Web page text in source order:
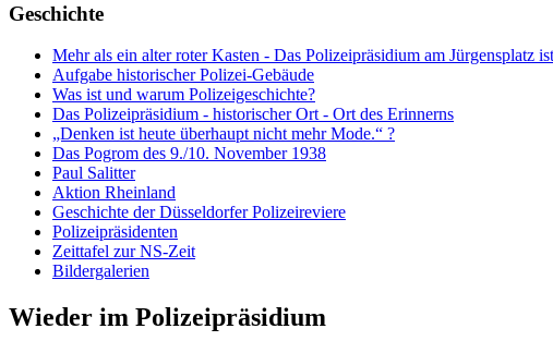
Geschichte
Mehr als ein alter roter Kasten - Das Polizeipräsidium am Jürgensplatz
Aufgabe historischer Polizei-Gebäude
Was ist und warum Polizeigeschichte?
Das Polizeipräsidium - historischer Ort - Ort des Erinnerns
„Denken ist heute überhaupt nicht mehr Mode.“ ?
Das Pogrom des 9./10. November 1938
Paul Salitter
Aktion Rheinland
Geschichte der Düsseldorfer Polizeireviere
Polizeipräsidenten
Zeittafel zur NS-Zeit
Bildergalerien
Wieder im Polizeipräsidium